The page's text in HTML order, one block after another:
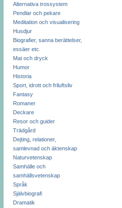
Alternativa trossystem
Pendlar och pekare
Meditation och visualisering
Husdjur
Biografier, sanna berättelser,
essäer etc.
Mat och dryck
Humor
Historia
Sport, idrott och friluftsliv
Fantasy
Romaner
Deckare
Resor och guider
Trädgård
Dejting, relationer,
samlevnad och äktenskap
Naturvetenskap
Samhälle och
samhällsvetenskap
Språk
Självbiografi
Dramatik